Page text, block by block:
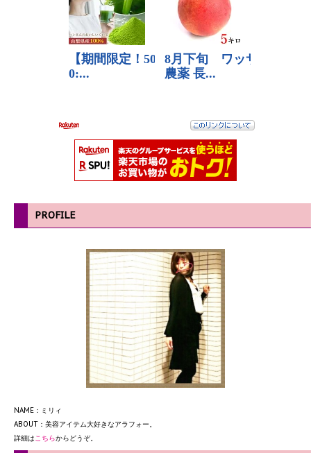
PROFILE
NAME：ミリィ
ABOUT：美容アイテム大好きなアラフォー。
詳細はこちらからどうぞ。